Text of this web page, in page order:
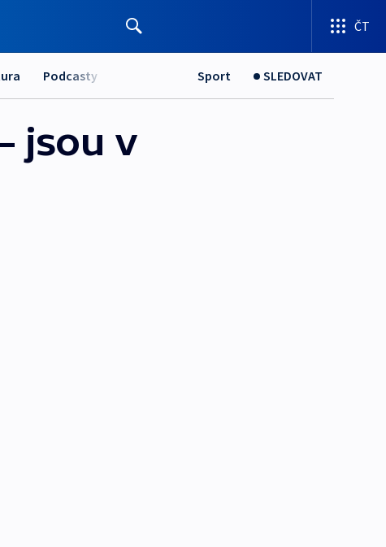
ČT
Podcasty Sport SLEDOVAT
jsou v